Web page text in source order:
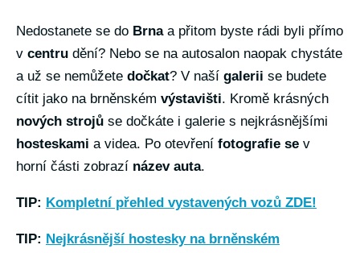
Nedostanete se do Brnaa přitom byste rádi byli přímo
v centru dění? Nebo se na autosalon naopak chystáte
a už se nemůžete dočkat? V naší galerii se budete
cítit jako na brněnském výstavišti. Kromě krásných
nových strojů se dočkáte i galerie s nejkrásnějšími
hosteskami a videa. Po otevření fotografie se v
horní části zobrazí název auta.
TIP: Kompletní přehled vystavených vozů ZDE!
TIP: Nejkrásnější hostesky na brněnském